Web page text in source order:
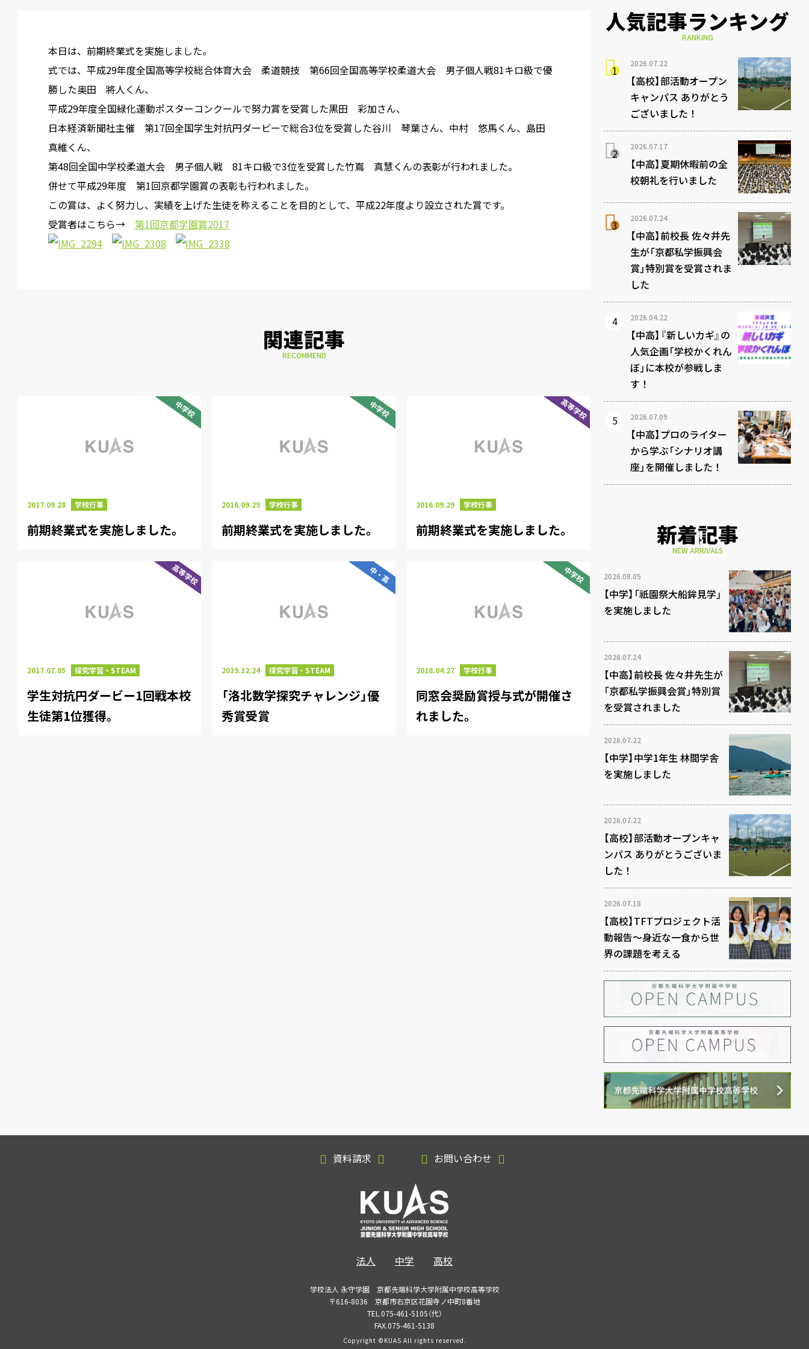
本日は、前期終業式を実施しました。
式では、平成29年度全国高等学校総合体育大会 柔道競技 第66回全国高等学校柔道大会 男子個人戦81キロ級で優
勝した奥田 將人くん、
平成29年度全国緑化運動ポスターコンクールで努力賞を受賞した黒田 彩加さん、
日本経済新聞社主催 第17回全国学生対抗円ダービーで総合3位を受賞した谷川 琴葉さん、中村 悠馬くん、島田
真維くん、
第48回全国中学校柔道大会 男子個人戦 81キロ級で3位を受賞した竹嶌 真慧くんの表彰が行われました。
併せて平成29年度 第1回京都学園賞の表彰も行われました。
この賞は、よく努力し、実績を上げた生徒を称えることを目的として、平成22年度より設立された賞です。
受賞者はこちら→ 第1回京都学園賞2017
関連記事
RECOMMEND
中学校
2017.09.28 学校行事
前期終業式を実施しました。
中学校
2016.09.29 学校行事
前期終業式を実施しました。
高等学校
2016.09.29 学校行事
前期終業式を実施しました。
高等学校
2017.07.05 探究学習・STEAM
学生対抗円ダービー1回戦本校
生徒第1位獲得。
中・高
2019.12.24 探究学習・STEAM
「洛北数学探究チャレンジ」優
秀賞受賞
中学校
2018.04.27 学校行事
同窓会奨励賞授与式が開催さ
れました。
人気記事ランキング
RANKING
2026.07.22
【高校】部活動オープン
キャンパス ありがとう
ございました！
2026.07.17
【中高】夏期休暇前の全
校朝礼を行いました
2026.07.24
【中高】前校長 佐々井先
生が「京都私学振興会
賞」特別賞を受賞されま
した
2026.04.22
【中高】『新しいカギ』の
人気企画「学校かくれん
ぼ」に本校が参戦しま
す！
2026.07.09
【中高】プロのライター
から学ぶ「シナリオ講
座」を開催しました！
新着記事
NEW ARRIVALS
2026.08.05
【中学】「祇園祭大船鉾見学」
を実施しました
2026.07.24
【中高】前校長 佐々井先生が
「京都私学振興会賞」特別賞
を受賞されました
2026.07.22
【中学】中学1年生 林間学舎
を実施しました
2026.07.22
【高校】部活動オープンキャ
ンパス ありがとうございま
した！
2026.07.18
【高校】TFTプロジェクト活
動報告～身近な一食から世
界の課題を考える
資料請求 お問い合わせ
法人 中学 高校
学校法人 永守学園 京都先端科学大学附属中学校高等学校
〒616-8036 京都市右京区花園寺ノ中町8番地
TEL.075-461-5105（代）
FAX.075-461-5138
Copyright ©KUAS All rights reserved.